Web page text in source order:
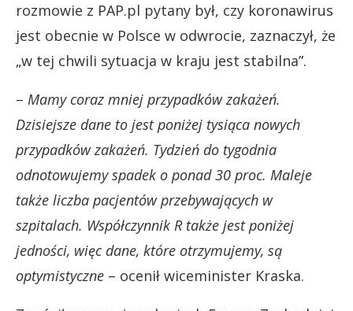
rozmowie z PAP.pl pytany był, czy koronawirus
jest obecnie w Polsce w odwrocie, zaznaczył, że
„w tej chwili sytuacja w kraju jest stabilna”.
– Mamy coraz mniej przypadków zakażeń.
Dzisiejsze dane to jest poniżej tysiąca nowych
przypadków zakażeń. Tydzień do tygodnia
odnotowujemy spadek o ponad 30 proc. Maleje
także liczba pacjentów przebywających w
szpitalach. Współczynnik R także jest poniżej
jedności, więc dane, które otrzymujemy, są
optymistyczne – ocenił wiceminister Kraska.